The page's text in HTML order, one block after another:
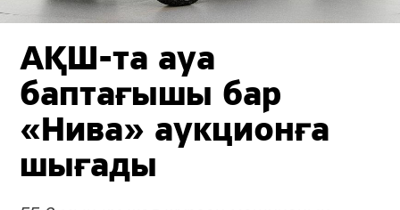
АҚШ-та ауа
баптағышы бар
«Нива» аукционға
шығады